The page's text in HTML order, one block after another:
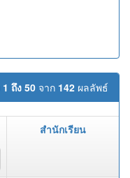
1 ถึง 50 จาก 142 ผลลัพธ์
สำนักเรียน